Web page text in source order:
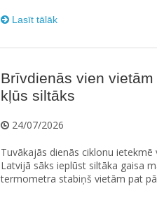
Lasīt tālāk
Brīvdienās vien
kļūs siltāks
24/07/2026
Tuvākajās dienās ciklonu
Latvijā sāks ieplūst siltāka gaisa
termometra stabiņš vietām pat